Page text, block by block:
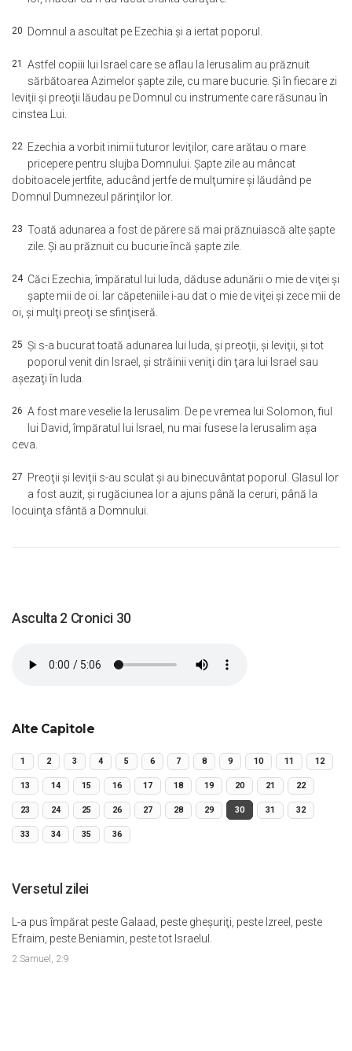
20 Domnul a ascultat pe Ezechia şi a iertat poporul.
21 Astfel copiii lui Israel care se aflau la Ierusalim au prăznuit
sărbătoarea Azimelor şapte zile, cu mare bucurie. Şi în fiecare zi
leviţii şi preoţii lăudau pe Domnul cu instrumente care răsunau în
cinstea Lui.
22 Ezechia a vorbit inimii tuturor leviţilor, care arătau o mare
pricepere pentru slujba Domnului. Şapte zile au mâncat
dobitoacele jertfite, aducând jertfe de mulţumire şi lăudând pe
Domnul Dumnezeul părinţilor lor.
23 Toată adunarea a fost de părere să mai prăznuiască alte şapte
zile. Şi au prăznuit cu bucurie încă şapte zile.
24 Căci Ezechia, împăratul lui Iuda, dăduse adunării o mie de viţei şi
şapte mii de oi. Iar căpeteniile i-au dat o mie de viţei şi zece mii de
oi, şi mulţi preoţi se sfinţiseră.
25 Şi s-a bucurat toată adunarea lui Iuda, şi preoţii, şi leviţii, şi tot
poporul venit din Israel, şi străinii veniţi din ţara lui Israel sau
aşezaţi în Iuda.
26 A fost mare veselie la Ierusalim. De pe vremea lui Solomon, fiul
lui David, împăratul lui Israel, nu mai fusese la Ierusalim aşa
ceva.
27 Preoţii şi leviţii s-au sculat şi au binecuvântat poporul. Glasul lor
a fost auzit, şi rugăciunea lor a ajuns până la ceruri, până la
locuinţa sfântă a Domnului.
Asculta 2 Cronici 30
Alte Capitole
1 2 3 4 5 6 7 8 9 10 11 12
13 14 15 16 17 18 19 20 21 22
23 24 25 26 27 28 29 30 31 32
33 34 35 36
Versetul zilei
L-a pus împărat peste Galaad, peste gheşuriţi, peste Izreel, peste
Efraim, peste Beniamin, peste tot Israelul.
2 Samuel, 2:9